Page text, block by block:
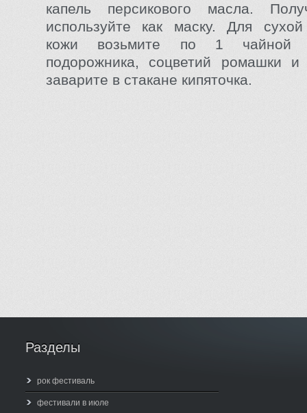
капель персикового масла.
используйте как маску. Для
кожи возьмите по 1 чайной
подорожника, соцветий ромашки
заварите в стакане кипяточка.
Разделы
рок фестиваль
фестивали в июле